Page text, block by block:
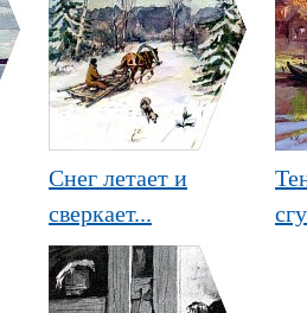
Снег летает и
сверкает...